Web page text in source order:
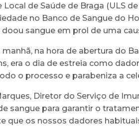
Local de Saúde de Braga (ULS
no Banco de Sangue do
doou sangue em prol de uma
manhã, na hora de abertura do
era o dia de estreia como
o processo e parabeniza a
Diretor do Serviço de
sangue para garantir o
que os nossos dadores